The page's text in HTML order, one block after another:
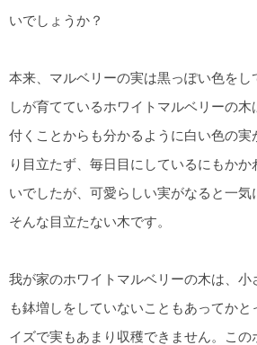
いでしょうか？
本来、マルベリーの実は黒っぽい色をし
しが育てているホワイトマルベリーの木
付くことからも分かるように白い色の実
り目立たず、毎日目にしているにもかか
いでしたが、可愛らしい実がなると一気
そんな目立たない木です。
我が家のホワイトマルベリーの木は、
も鉢増しをしていないこともあってか
イズで実もあまり収穫できません。こ